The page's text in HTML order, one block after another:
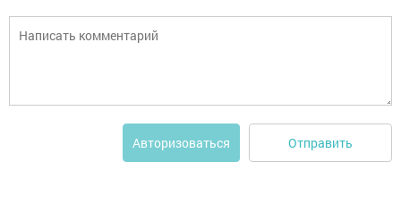
Авторизоваться Отправить